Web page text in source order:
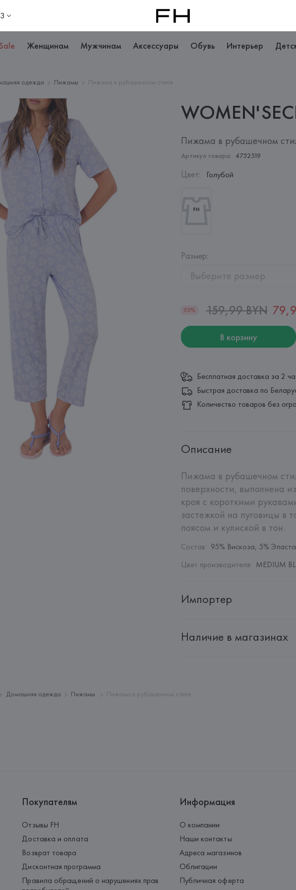
Sale Женщинам Мужчинам Аксессуары Обувь Интерьер
одежда Пижамы Пижама в рубашечном стиле
Пижама в рубашечном
Артикул товара: 4752519
Цвет: Голубой
Размер:
Выберите размер
50% 159,99 BYN
В корзину
Бесплатная доставка за 2
Быстрая доставка по
Количество товаров без
Описание
Пижама в рубашечном
поверхности, выполнена
кроя с короткими
застежкой на пуговицы в
поясом и кулиской в тон.
Состав: 95% Вискоза, 5%
Цвет производителя: MEDIUM
Импортер
Адрес: Республика Беларусь,
Наличие в магазинах
Домашняя одежда Пижамы Пижама в рубашечном стиле
Покупателям
Отзывы FH
Доставка и оплата
Возврат товара
Дисконтная программа
Правила обращений о нарушениях прав
Информация
О компании
Наши контакты
Адреса магазинов
Облигации
Публичная оферта